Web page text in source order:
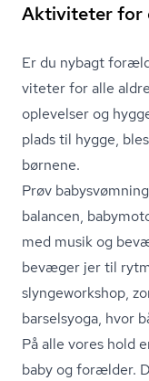
Aktiviteter for
Er du nybagt
vi­te­ter for alle
oplevelser og
plads til hygge,
børnene.
Prøv
balancen,
med musik og
bevæger jer til
slyngeworkshop,
barselsyoga, hvor
På alle vores hold
baby og forælder.